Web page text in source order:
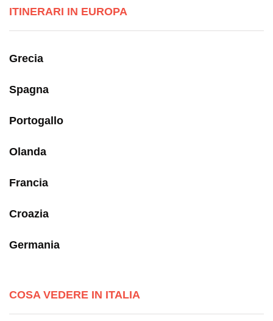
ITINERARI IN EUROPA
Grecia
Spagna
Portogallo
Olanda
Francia
Croazia
Germania
COSA VEDERE IN ITALIA